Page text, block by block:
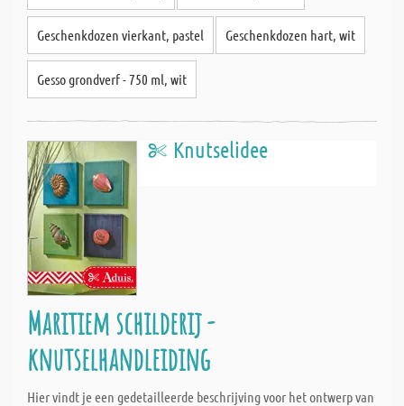
Geschenkdozen vierkant, pastel Geschenkdozen hart, wit
Gesso grondverf - 750 ml, wit
Knutselidee
Maritiem schilderij -
knutselhandleiding
Hier vindt je een gedetailleerde beschrijving voor het ontwerp van